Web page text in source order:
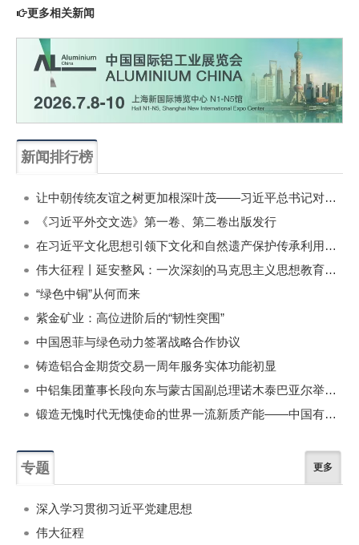
更多相关新闻
新闻排行榜
让中朝传统友谊之树更加根深叶茂——习近平总书记对朝鲜进行国事访问纪实
《习近平外交文选》第一卷、第二卷出版发行
在习近平文化思想引领下文化和自然遗产保护传承利用工作开创新局面
伟大征程丨延安整风：一次深刻的马克思主义思想教育运动
“绿色中铜”从何而来
紫金矿业：高位进阶后的“韧性突围”
中国恩菲与绿色动力签署战略合作协议
铸造铝合金期货交易一周年服务实体功能初显
中铝集团董事长段向东与蒙古国副总理诺木泰巴亚尔举行会谈
锻造无愧时代无愧使命的世界一流新质产能——中国有色金属工业的战略应对与破局之道（二）
专题 更多
深入学习贯彻习近平党建思想
伟大征程